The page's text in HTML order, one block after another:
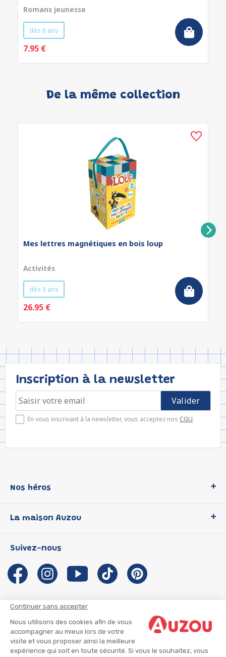
Continuer sans accepter
Nous utilisons des cookies afin de vous
accompagner au mieux lors de votre
visite et vous proposer ainsi la meilleure
expérience qui soit en toute sécurité. Si vous le souhaitez, vous
Romans jeunesse
dès 6 ans
7.95 €
De la même collection
Mes lettres magnétiques en bois loup
Activités
dès 3 ans
26.95 €
Inscription à la newsletter
En vous inscrivant à la newsletter, vous acceptez nos CGU.
Nos héros
P'tit Loup
Les Influenceuses
Migali
Petite Taupe
La maison Auzou
Notre histoire
Auzou s'engage
Auteurs et illustrateurs Auzou
Suivre mon colis
Infos consommateur
Suivez-nous
CGU
CGV